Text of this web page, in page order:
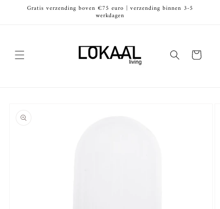
naar de
Gratis verzending boven €75 euro | verzending binnen 3-5
werkdagen
Winkelwagen